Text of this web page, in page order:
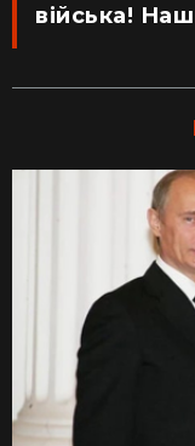
війська!